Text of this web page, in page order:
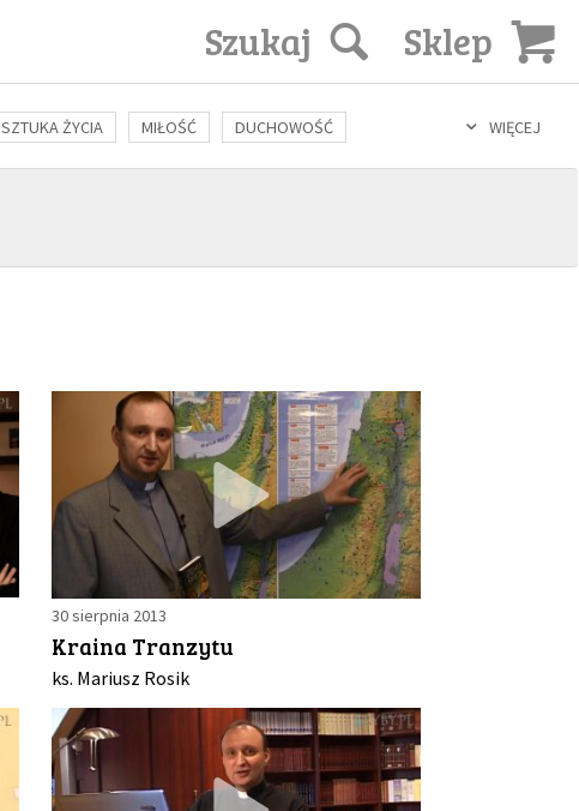
Sklep
Szukaj
WIĘCEJ
SZTUKA ŻYCIA MIŁOŚĆ DUCHOWOŚĆ
FILOZOFIA KULTURA ŚWIĘCI SEKS IN VITRO
30 sierpnia 2013
Kraina Tranzytu
ks. Mariusz Rosik